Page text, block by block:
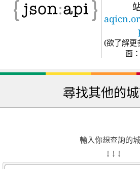
(欲了解更
面：
尋找其他的
輸入你想查詢的
↓ ↓ ↓